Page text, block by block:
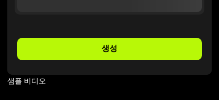
생성
샘플 비디오